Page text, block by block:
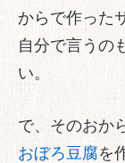
からで作った
自分で言うの
い。
で、そのおか
おぼろ豆腐を